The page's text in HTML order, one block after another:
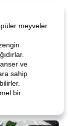
meyveler
ve
sahip
bir